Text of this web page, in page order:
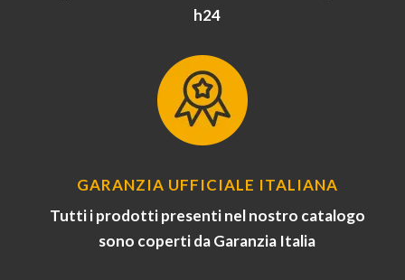
h24
GARANZIA UFFICIALE ITALIANA
Tutti i prodotti presenti nel nostro catalogo
sono coperti da Garanzia Italia